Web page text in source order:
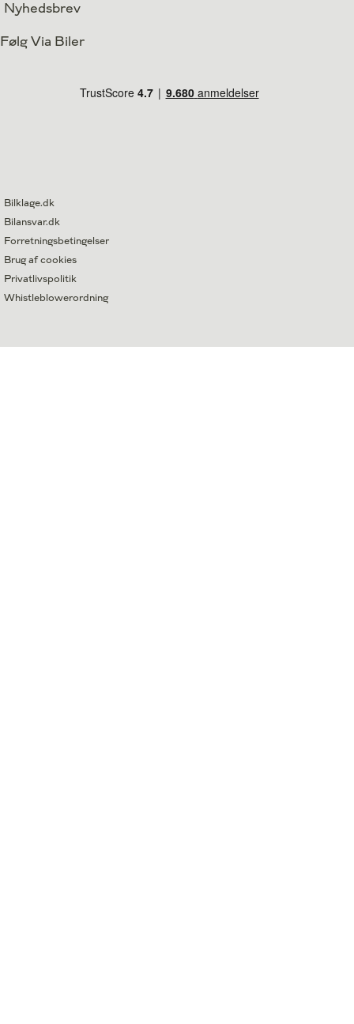
Nyhedsbrev
Følg Via Biler
Bilklage.dk
Bilansvar.dk
Forretningsbetingelser
Brug af cookies
Privatlivspolitik
Whistleblowerordning